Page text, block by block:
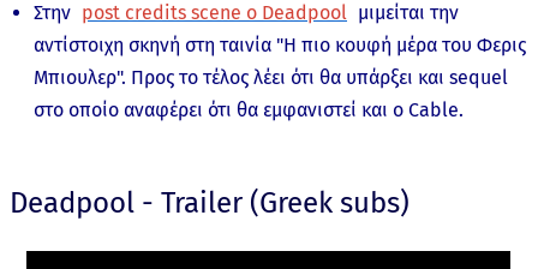
Στην post credits scene ο Deadpool μιμείται την
αντίστοιχη σκηνή στη ταινία "Η πιο κουφή μέρα του Φερις
Μπιουλερ". Προς το τέλος λέει ότι θα υπάρξει και sequel
στο οποίο αναφέρει ότι θα εμφανιστεί και ο Cable.
Deadpool - Trailer (Greek subs)